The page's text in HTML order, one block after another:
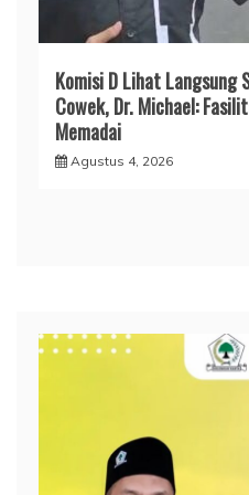
Komisi D Lihat Langsung
Cowek, Dr. Michael:
Memadai
Agustus 4, 2026